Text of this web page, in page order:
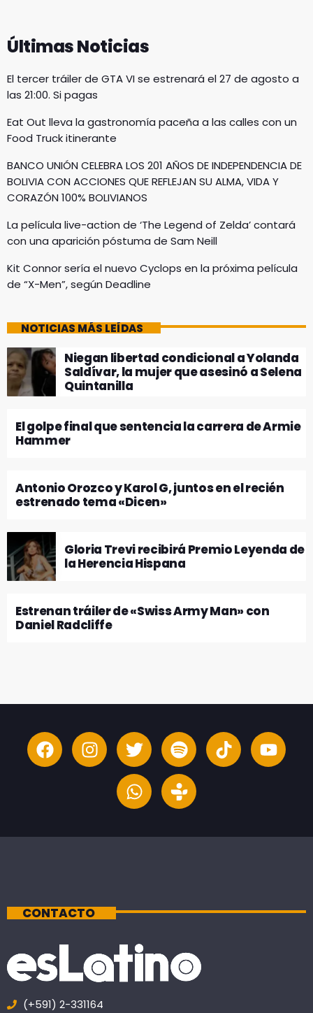
Últimas Noticias
El tercer tráiler de GTA VI se estrenará el 27 de agosto a
las 21:00. Si pagas
Eat Out lleva la gastronomía paceña a las calles con un
Food Truck itinerante
BANCO UNIÓN CELEBRA LOS 201 AÑOS DE INDEPENDENCIA DE
BOLIVIA CON ACCIONES QUE REFLEJAN SU ALMA, VIDA Y
CORAZÓN 100% BOLIVIANOS
La película live-action de ‘The Legend of Zelda’ contará
con una aparición póstuma de Sam Neill
Kit Connor sería el nuevo Cyclops en la próxima película
de “X-Men”, según Deadline
NOTICIAS MÁS LEÍDAS
Niegan libertad condicional a Yolanda
Saldívar, la mujer que asesinó a Selena
Quintanilla
El golpe final que sentencia la carrera de Armie
Hammer
Antonio Orozco y Karol G, juntos en el recién
estrenado tema «Dicen»
Gloria Trevi recibirá Premio Leyenda de
la Herencia Hispana
Estrenan tráiler de «Swiss Army Man» con
Daniel Radcliffe
CONTACTO
(+591) 2-331164